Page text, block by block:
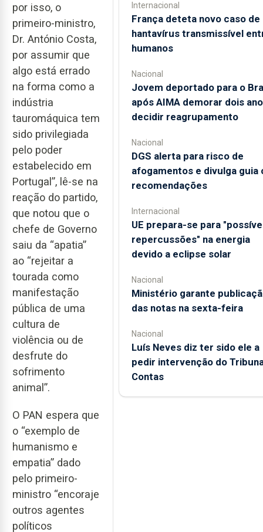
por isso, o
primeiro-ministro,
Dr. António Costa,
por assumir que
algo está errado
na forma como a
indústria
tauromáquica tem
sido privilegiada
pelo poder
estabelecido em
Portugal”, lê-se na
reação do partido,
que notou que o
chefe de Governo
saiu da “apatia”
ao “rejeitar a
tourada como
manifestação
pública de uma
cultura de
violência ou de
desfrute do
sofrimento
animal”.
O PAN espera que
o “exemplo de
humanismo e
empatia” dado
pelo primeiro-
ministro “encoraje
outros agentes
políticos
Internacional
França deteta novo caso de
hantavírus transmissível
humanos
Nacional
Jovem deportado para o
após AIMA demorar dois
decidir reagrupamento
Nacional
DGS alerta para risco de
afogamentos e divulga guia
recomendações
Internacional
UE prepara-se para
repercussões" na energia
devido a eclipse solar
Nacional
Ministério garante
das notas na sexta-feira
Nacional
Luís Neves diz ter sido ele a
pedir intervenção do
Contas